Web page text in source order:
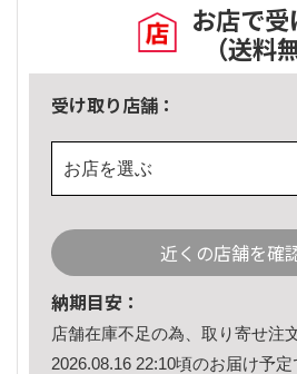
お店で受
（送料
受け取り店舗：
お店を選ぶ
近くの店舗を確
納期目安：
店舗在庫不足の為、取り寄せ注
2026.08.16 22:10頃のお届け予定